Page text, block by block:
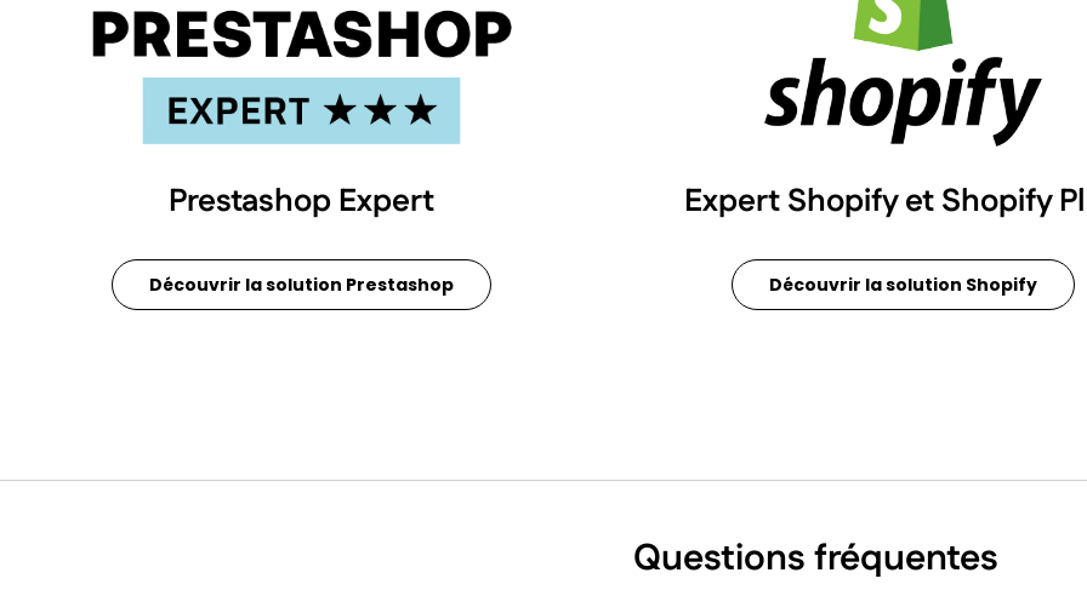
Prestashop Expert
Découvrir la solution Prestashop
Expert Shopify et Shopify
Découvrir la solution Shopify
Questions fréquentes